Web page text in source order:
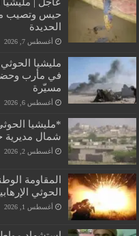
حيس وتصيب
الحديدة
أغسطس 7, 2026
مليشيا
في مأرب
مسيّرة
أغسطس 6, 2026
*مليشيا
شمال
أغسطس 2, 2026
المقاومة
الحوثي
أغسطس 1, 2026